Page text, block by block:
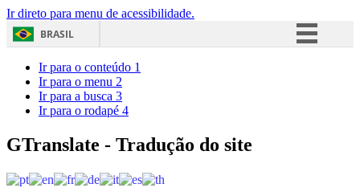
Ir direto para menu de acessibilidade.
BRASIL
Acesso à informação
Ir para o conteúdo 1
Ir para o menu 2
Ir para a busca 3
Ir para o rodapé 4
GTranslate - Tradução do site